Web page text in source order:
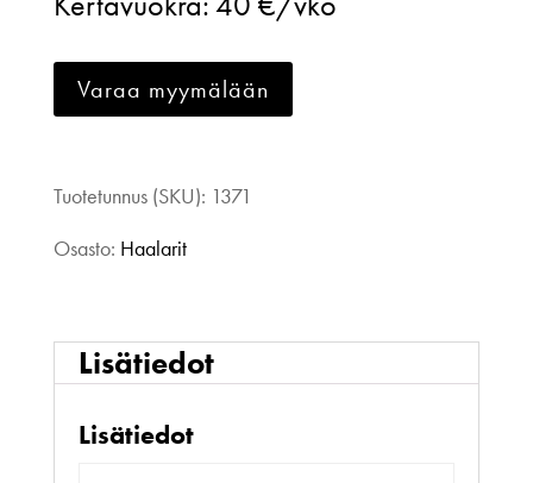
määrä
Varaa myymälään
Tuotetunnus (SKU): 1371
Osasto: Haalarit
Lisätiedot
Lisätiedot